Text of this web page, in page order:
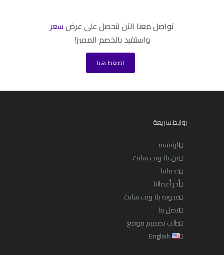
تواصل معنا الآن لتحصل على عرضسعر
واستفيد بالخصم المميز!
اضغط هنا
روابط سريعة
الرئيسية
عن يلا ويب سايت
خدماتنا
أخر أعمالنا
مدونة يلا ويب سايت
اتصل بنا
طلب تصميم موقع
English